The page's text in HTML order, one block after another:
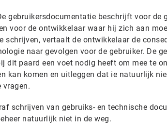
gebruikersdocumentatie beschrijft voor de
voor de ontwikkelaar waar hij zich aan
schrijven, vertaalt de ontwikkelaar de
naar gevolgen voor de gebruiker. De
dit paard een voet nodig heeft om mee te
kan komen en uitleggen dat ie natuurlijk
vragen.
schrijven van gebruiks- en technische
natuurlijk niet in de weg.